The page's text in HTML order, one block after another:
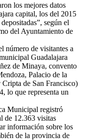
los mejores datos
capital, los del 2015
según el
del Ayuntamiento de
número de visitantes a
Guadalajara
de Minaya, convento
Palacio de la
de San Francisco)
lo que representa un
Municipal registró
de 12.363 visitas
información sobre los
de la provincia de